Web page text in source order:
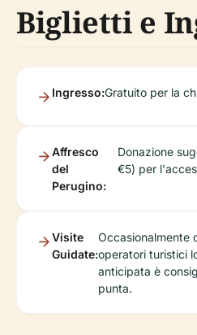
Biglietti e
Ingresso:Gratuito per la
Affresco
del
Perugino:
Donazione
€5) per
Visite
Guidate:
Occasionalmente
operatori turistici
anticipata è
punta.